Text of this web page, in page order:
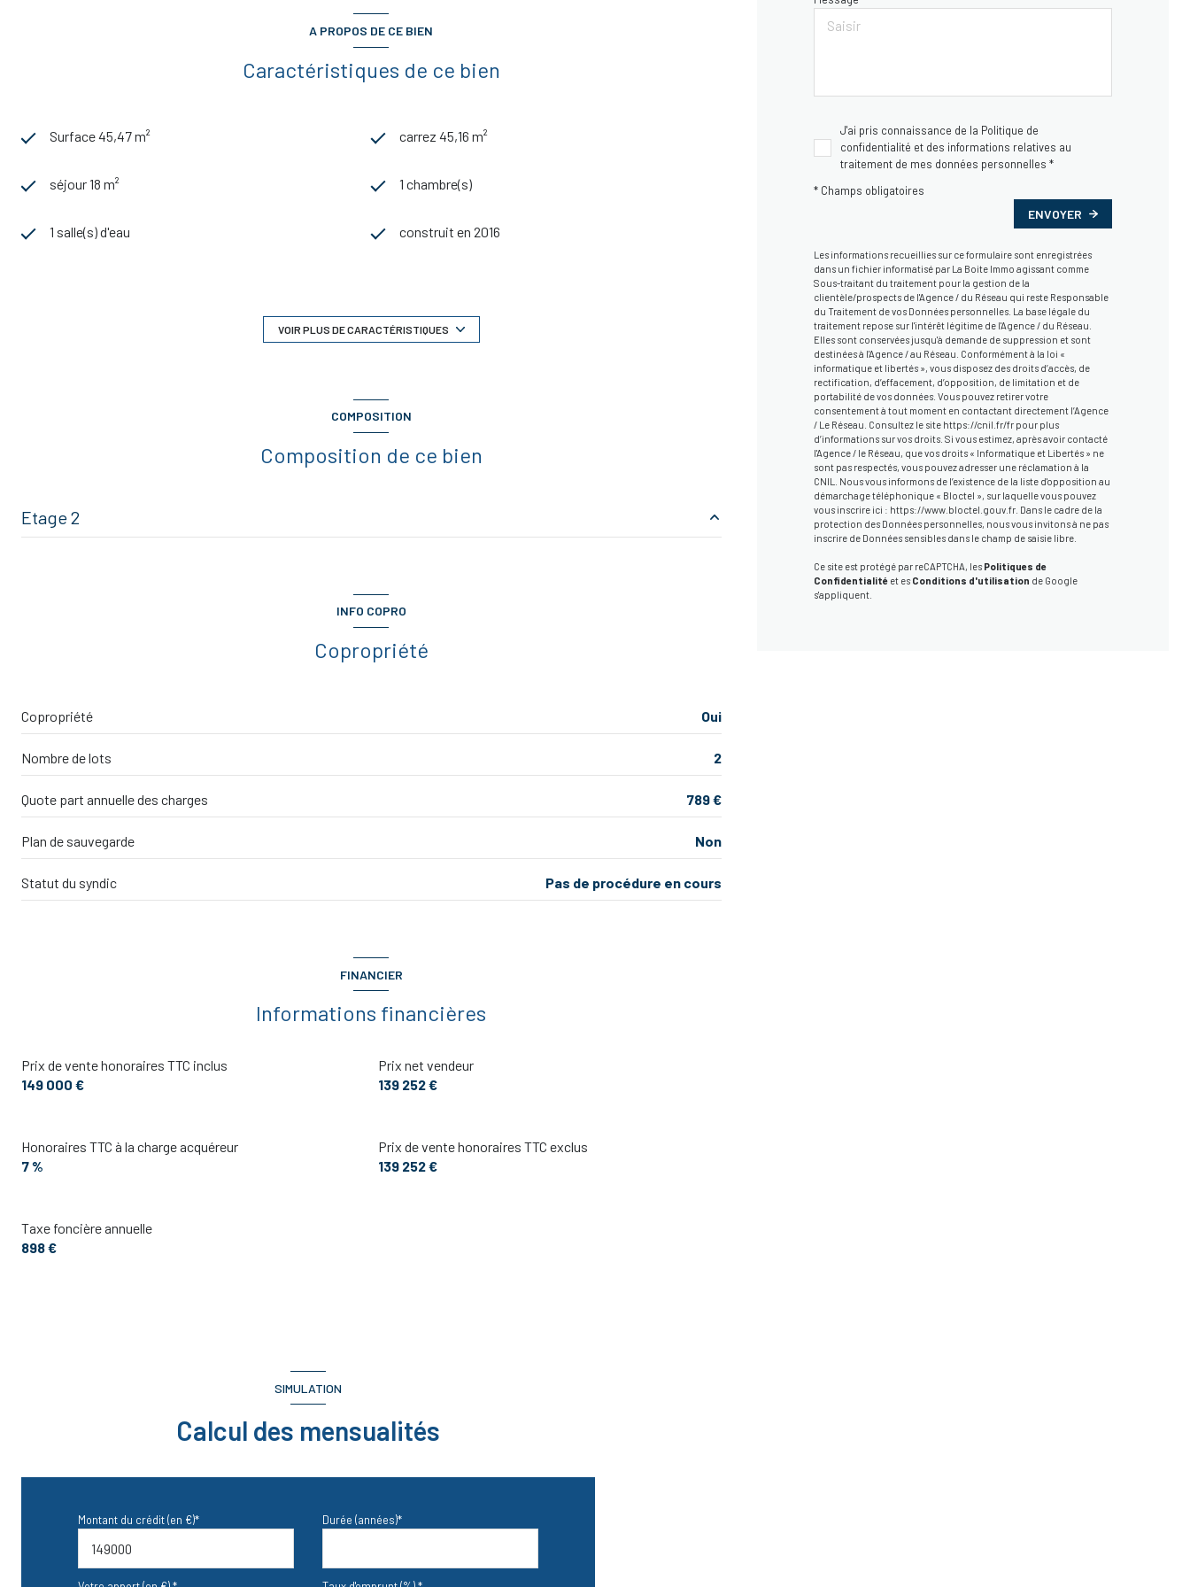
A PROPOS DE CE BIEN
Caractéristiques de ce bien
Surface 45,47 m² carrez 45,16 m²
séjour 18 m² 1 chambre(s)
1 salle(s) d'eau construit en 2016
1 niveau(x)
balcon
VOIR PLUS DE CARACTÉRISTIQUES
COMPOSITION
Composition de ce bien
Etage 2
INFO COPRO
Copropriété
Copropriété Oui
Nombre de lots 2
Quote part annuelle des charges 789 €
Plan de sauvegarde Non
Statut du syndic Pas de procédure en cours
FINANCIER
Informations financières
Prix de vente honoraires TTC inclus
149 000 €
Prix net vendeur
139 252 €
Prix de vente honoraires TTC exclus
139 252 €
Honoraires TTC à la charge acquéreur
7 %
Taxe foncière annuelle
898 €
J'ai pris connaissance de la Politique de
confidentialité et des informations relatives au
traitement de mes données personnelles *
* Champs obligatoires
ENVOYER
Les informations recueillies sur ce formulaire sont enregistrées
dans un fichier informatisé par La Boite Immo agissant comme
Sous-traitant du traitement pour la gestion de la
clientèle/prospects de l'Agence / du Réseau qui reste Responsable
du Traitement de vos Données personnelles. La base légale du
traitement repose sur l'intérêt légitime de l'Agence / du Réseau.
Elles sont conservées jusqu'à demande de suppression et sont
destinées à l'Agence / au Réseau. Conformément à la loi «
informatique et libertés », vous disposez des droits d’accès, de
rectification, d’effacement, d’opposition, de limitation et de
portabilité de vos données. Vous pouvez retirer votre
consentement à tout moment en contactant directement l’Agence
/ Le Réseau. Consultez le site https://cnil.fr/frpour plus
d’informations sur vos droits. Si vous estimez, après avoir contacté
l'Agence / le Réseau, que vos droits « Informatique et Libertés » ne
sont pas respectés, vous pouvez adresser une réclamation à la
CNIL. Nous vous informons de l’existence de la liste d'opposition au
démarchage téléphonique « Bloctel », sur laquelle vous pouvez
vous inscrire ici : https://www.bloctel.gouv.fr. Dans le cadre de la
protection des Données personnelles, nous vous invitons à ne pas
inscrire de Données sensibles dans le champ de saisie libre.
Ce site est protégé par reCAPTCHA, lesPolitiques de
Confidentialitéet esConditions d'utilisation de Google
s'appliquent.
SIMULATION
Calcul des mensualités
Montant du crédit (en €)* Durée (années)*